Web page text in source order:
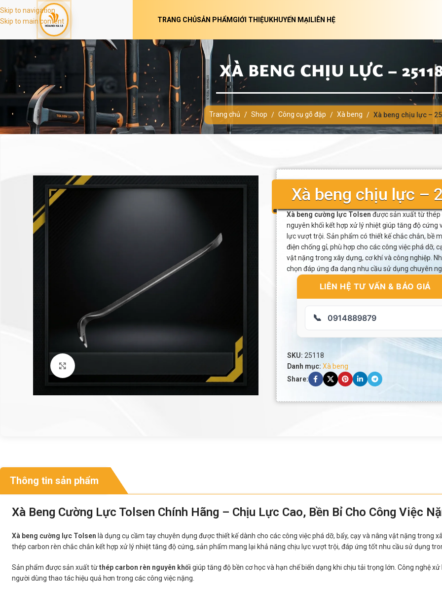
Skip to navigation
Skip to main content
TRANG CHỦSẢN PHẨMGIỚI THIỆUKHUYẾN MẠILIÊN HỆ
XÀ BENG CHỊU LỰC –
Trang chủ / Shop / Công cụ gõ đập / Xà beng / Xà beng chịu lực –
Xà beng chịu lực –
Xà beng cường lực Tolsen được sản xuất từ thép
nguyên khối kết hợp xử lý nhiệt giúp tăng độ cứng
lực vượt trội. Sản phẩm có thiết kế chắc chắn, bề
điện chống gỉ, phù hợp cho các công việc phá dỡ,
vật nặng trong xây dựng, cơ khí và công nghiệp.
chọn đáp ứng đa dạng nhu cầu sử dụng chuyên
LIÊN HỆ TƯ VẤN & BÁO GIÁ
📞 0914889879
SKU: 25118
Danh mục: Xà beng
Share:
Thông tin sản phẩm
Xà Beng Cường Lực Tolsen Chính Hãng – Chịu Lực Cao, Bền Bỉ Cho Công Việc
Xà beng cường lực Tolsen là dụng cụ cầm tay chuyên dụng được thiết kế dành cho các công việc phá dỡ, bẩy, cạy và nâng vật nặng trong
thép carbon rèn chắc chắn kết hợp xử lý nhiệt tăng độ cứng, sản phẩm mang lại khả năng chịu lực vượt trội, đáp ứng tốt nhu cầu sử dụng
Sản phẩm được sản xuất từthép carbon rèn nguyên khối giúp tăng độ bền cơ học và hạn chế biến dạng khi chịu tải trọng lớn. Công nghệ
người dùng thao tác hiệu quả hơn trong các công việc nặng.